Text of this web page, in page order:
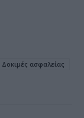
Δοκιμές ασφαλείας